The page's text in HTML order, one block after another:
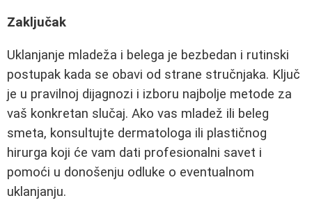
Zaključak
Uklanjanje mladeža i belega je bezbedan i rutinski
postupak kada se obavi od strane stručnjaka. Ključ
je u pravilnoj dijagnozi i izboru najbolje metode za
vaš konkretan slučaj. Ako vas mladež ili beleg
smeta, konsultujte dermatologa ili plastičnog
hirurga koji će vam dati profesionalni savet i
pomoći u donošenju odluke o eventualnom
uklanjanju.